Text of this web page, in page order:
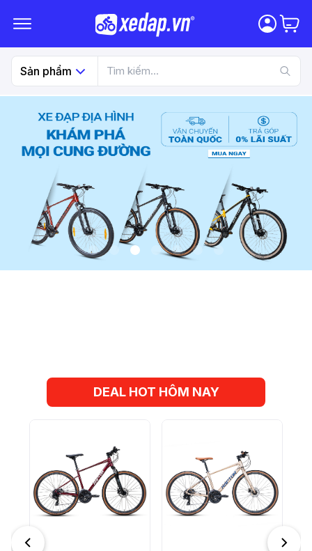
Sản phẩm
DEAL HOT HÔM NAY
Touring GTIX Delta 1 –
Phanh Đĩa, Bánh
700C
9.890.000 VND
15.290.000 VND
- 35%